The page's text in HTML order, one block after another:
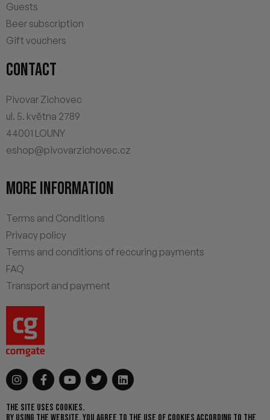
Guests
Beer subscription
Gift vouchers
CONTACT
Pivovar Zichovec
ul. 5. května 2789
44001 LOUNY
eshop@pivovarzichovec.cz
MORE INFORMATION
Terms and Conditions
Privacy policy
Terms and conditions of reccuring payments
FAQ
Transport and payment
THE SITE USES COOKIES.